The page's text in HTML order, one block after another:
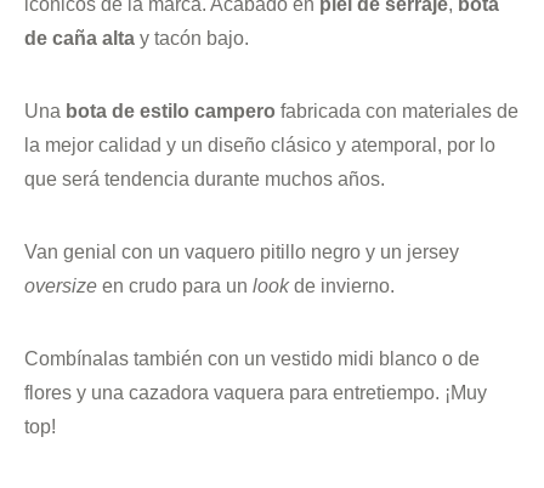
icónicos de la marca. Acabado en piel de serraje, bota
de caña alta y tacón bajo.
Una bota de estilo campero fabricada con materiales de
la mejor calidad y un diseño clásico y atemporal, por lo
que será tendencia durante muchos años.
Van genial con un vaquero pitillo negro y un jersey
oversize en crudo para un lookde invierno.
Combínalas también con un vestido midi blanco o de
flores y una cazadora vaquera para entretiempo. ¡Muy
top!